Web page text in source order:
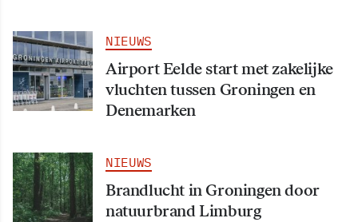
NIEUWS
Airport Eelde start met zakelijke
vluchten tussen Groningen en
Denemarken
NIEUWS
Brandlucht in Groningen door
natuurbrand Limburg